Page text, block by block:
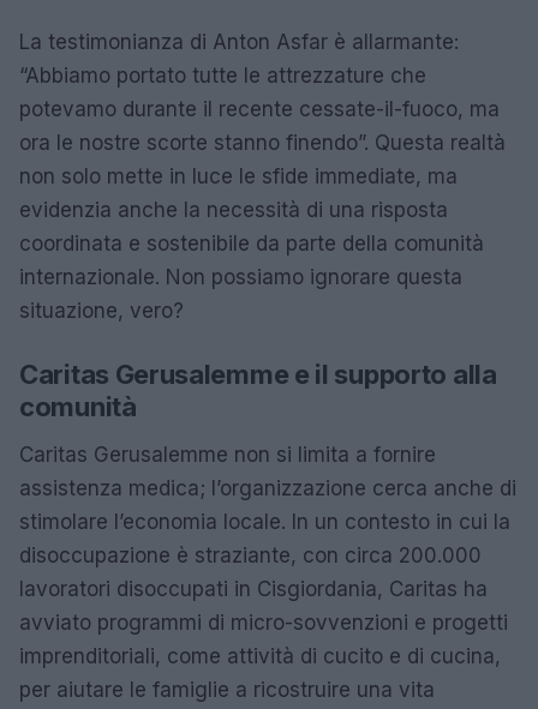
La testimonianza di Anton Asfar è allarmante:
“Abbiamo portato tutte le attrezzature che
potevamo durante il recente cessate-il-fuoco, ma
ora le nostre scorte stanno finendo”. Questa realtà
non solo mette in luce le sfide immediate, ma
evidenzia anche la necessità di una risposta
coordinata e sostenibile da parte della comunità
internazionale. Non possiamo ignorare questa
situazione, vero?
Caritas Gerusalemme e il supporto alla
comunità
Caritas Gerusalemme non si limita a fornire
assistenza medica; l’organizzazione cerca anche di
stimolare l’economia locale. In un contesto in cui la
disoccupazione è straziante, con circa 200.000
lavoratori disoccupati in Cisgiordania, Caritas ha
avviato programmi di micro-sovvenzioni e progetti
imprenditoriali, come attività di cucito e di cucina,
per aiutare le famiglie a ricostruire una vita